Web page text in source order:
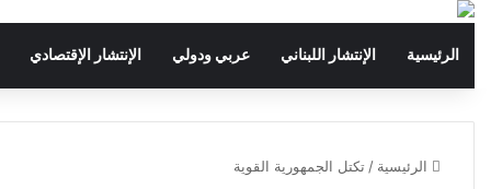
الرئيسية الإنتشار اللبناني عربي ودولي الإنتشار الإقتصادي
الرئيسية / تكتل الجمهورية القوية